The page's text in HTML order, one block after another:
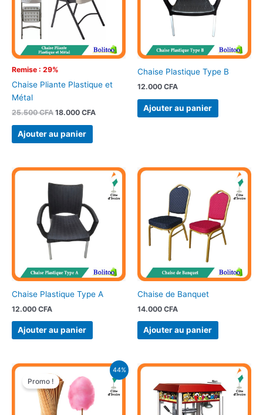
Remise : 29%
Chaise Pliante Plastique et
Métal
25.500CFA 18.000 CFA
Ajouter au panier
Chaise Plastique Type B
12.000 CFA
Ajouter au panier
Chaise Plastique Type A
12.000 CFA
Ajouter au panier
Chaise de Banquet
14.000 CFA
Ajouter au panier
44%
Promo !
Le
prix
initial
était :
9.900 CFA.
Le
prix
actuel
est :
5.500 CFA.